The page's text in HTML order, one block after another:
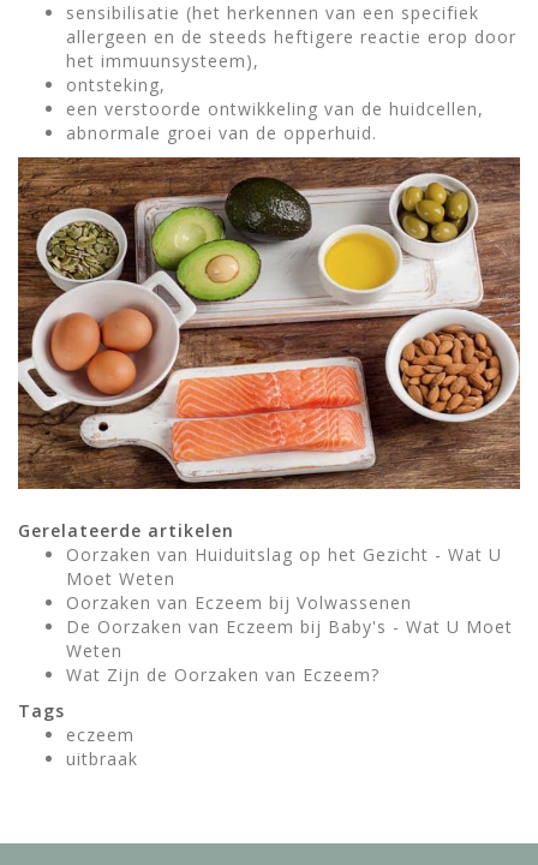
sensibilisatie (het herkennen van een specifiek
allergeen en de steeds heftigere reactie erop door
het immuunsysteem),
ontsteking,
een verstoorde ontwikkeling van de huidcellen,
abnormale groei van de opperhuid.
Gerelateerde artikelen
Oorzaken van Huiduitslag op het Gezicht - Wat U
Moet Weten
Oorzaken van Eczeem bij Volwassenen
De Oorzaken van Eczeem bij Baby's - Wat U Moet
Weten
Wat Zijn de Oorzaken van Eczeem?
Tags
eczeem
uitbraak